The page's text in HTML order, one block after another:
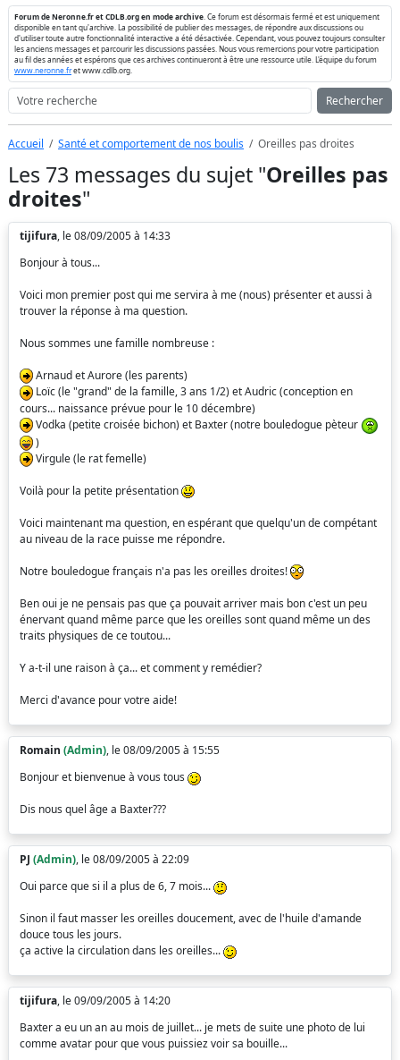
Forum de Neronne.fr et CDLB.org en mode archive . Ce forum est désormais fermé et est uniquement
disponible en tant qu'archive. La possibilité de publier des messages, de répondre aux discussions ou
d'utiliser toute autre fonctionnalité interactive a été désactivée. Cependant, vous pouvez toujours consulter
les anciens messages et parcourir les discussions passées. Nous vous remercions pour votre participation
au fil des années et espérons que ces archives continueront à être une ressource utile. L'équipe du forum
www.neronne.fret www.cdlb.org.
Rechercher
Accueil Santé et comportement de nos boulis Oreilles pas droites
Les 73 messages du sujet "Oreilles pas
droites"
tijifura, le 08/09/2005 à 14:33
Bonjour à tous...
Voici mon premier post qui me servira à me (nous) présenter et aussi à
trouver la réponse à ma question.
Nous sommes une famille nombreuse :
Arnaud et Aurore (les parents)
Loïc (le "grand" de la famille, 3 ans 1/2) et Audric (conception en
cours... naissance prévue pour le 10 décembre)
Vodka (petite croisée bichon) et Baxter (notre bouledogue pèteur
)
Virgule (le rat femelle)
Voilà pour la petite présentation
Voici maintenant ma question, en espérant que quelqu'un de compétant
au niveau de la race puisse me répondre.
Notre bouledogue français n'a pas les oreilles droites!
Ben oui je ne pensais pas que ça pouvait arriver mais bon c'est un peu
énervant quand même parce que les oreilles sont quand même un des
traits physiques de ce toutou...
Y a-t-il une raison à ça... et comment y remédier?
Merci d'avance pour votre aide!
Romain (Admin), le 08/09/2005 à 15:55
Bonjour et bienvenue à vous tous
Dis nous quel âge a Baxter???
PJ (Admin), le 08/09/2005 à 22:09
Oui parce que si il a plus de 6, 7 mois...
Sinon il faut masser les oreilles doucement, avec de l'huile d'amande
douce tous les jours.
ça active la circulation dans les oreilles...
tijifura, le 09/09/2005 à 14:20
Baxter a eu un an au mois de juillet... je mets de suite une photo de lui
comme avatar pour que vous puissiez voir sa bouille...